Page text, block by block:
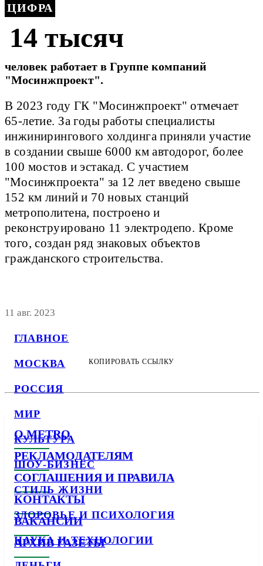
ГЛАВНОЕ
МОСКВА
РОССИЯ
МИР
КУЛЬТУРА
ШОУ-БИЗНЕС
СТИЛЬ ЖИЗНИ
ЗДОРОВЬЕ И ПСИХОЛОГИЯ
НАУКА И ТЕХНОЛОГИИ
ЦИФРА
14 тысяч
человек работает в Группе компаний
"Мосинжпроект".
В 2023 году ГК "Мосинжпроект" отмечает
65-летие. За годы работы специалисты
инжинирингового холдинга приняли участие
в создании свыше 6000 км автодорог, более
100 мостов и эстакад. С участием
"Мосинжпроекта" за 12 лет введено свыше
152 км линий и 70 новых станций
метрополитена, построено и
реконструировано 11 электродепо. Кроме
того, создан ряд знаковых объектов
гражданского строительства.
11 авг. 2023
КОПИРОВАТЬ ССЫЛКУ
О METRO
РЕКЛАМОДАТЕЛЯМ
СОГЛАШЕНИЯ И ПРАВИЛА
КОНТАКТЫ
ВАКАНСИИ
АРХИВ ГАЗЕТЫ